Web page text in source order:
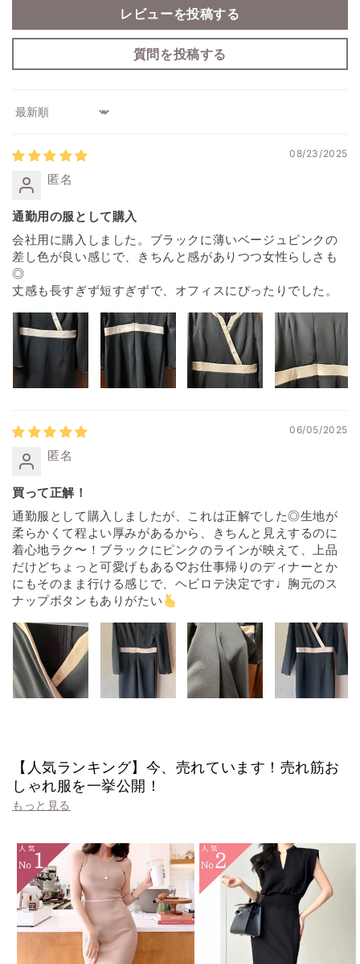
レビューを投稿する
質問を投稿する
Sort by
08/23/2025
匿名
通勤用の服として購入
会社用に購入しました。ブラックに薄いベージュピンクの
差し色が良い感じで、きちんと感がありつつ女性らしさも
◎
丈感も長すぎず短すぎずで、オフィスにぴったりでした。
06/05/2025
匿名
買って正解！
通勤服として購入しましたが、これは正解でした◎生地が
柔らかくて程よい厚みがあるから、きちんと見えするのに
着心地ラク〜！ブラックにピンクのラインが映えて、上品
だけどちょっと可愛げもある♡お仕事帰りのディナーとか
にもそのまま行ける感じで、ヘビロテ決定です♩胸元のス
ナップボタンもありがたい🫰
【人気ランキング】今、売れています！売れ筋お
しゃれ服を一挙公開！
もっと見る